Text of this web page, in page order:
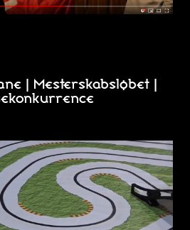
| Mesterskabsløbet |